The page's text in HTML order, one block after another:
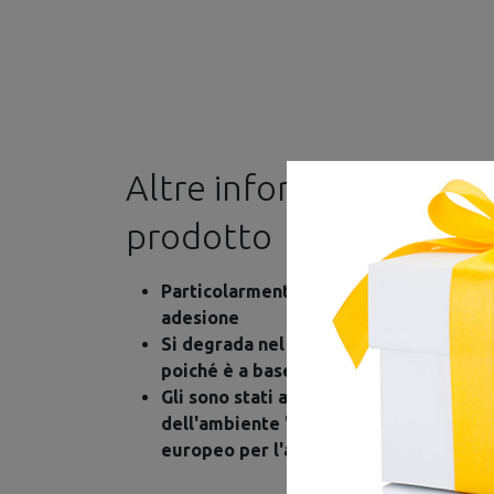
Altre informazioni su
prodotto
Particolarmente ecologico con ottime
adesione
Si degrada nel terreno
poiché è a base vegetale ( omologato
Gli sono stati assegnati il marchio
dell'ambiente " Blauer Engel" (
europeo per l'ambiente